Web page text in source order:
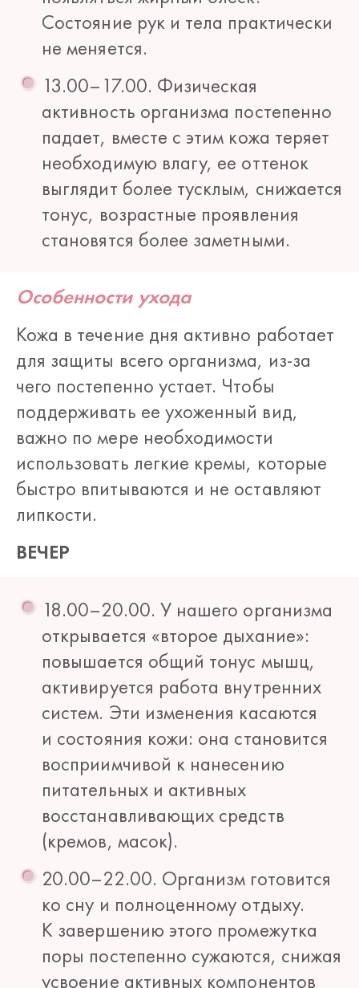
Состояние рук и тела практически
не меняется.
13.00–17.00. Физическая
активность организма постепенно
падает, вместе с этим кожа теряет
необходимую влагу, ее оттенок
выглядит более тусклым, снижается
тонус, возрастные проявления
становятся более заметными.
Особенности ухода
Кожа в течение дня активно работает
для защиты всего организма, из-за
чего постепенно устает. Чтобы
поддерживать ее ухоженный вид,
важно по мере необходимости
использовать легкие кремы, которые
быстро впитываются и не оставляют
липкости.
ВЕЧЕР
18.00–20.00. У нашего организма
открывается «второе дыхание»:
повышается общий тонус мышц,
активируется работа внутренних
систем. Эти изменения касаются
и состояния кожи: она становится
восприимчивой к нанесению
питательных и активных
восстанавливающих средств
(кремов, масок).
20.00–22.00. Организм готовится
ко сну и полноценному отдыху.
К завершению этого промежутка
поры постепенно сужаются, снижая
усвоение активных компонентов